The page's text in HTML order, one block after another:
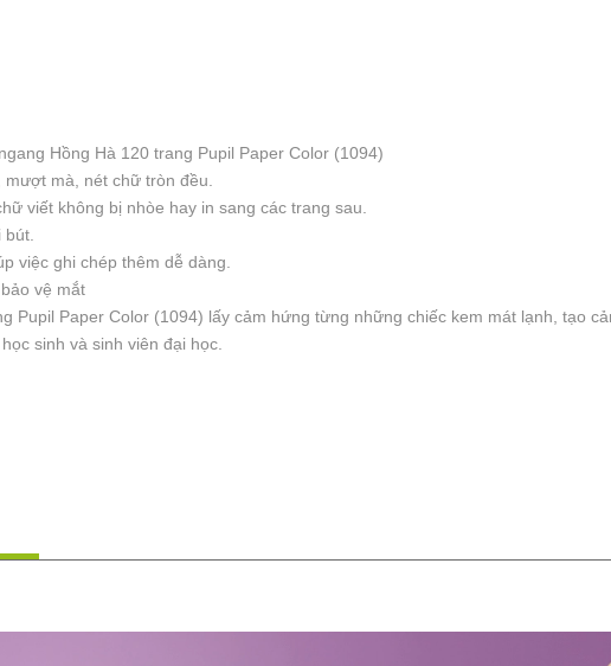
Hồng Hà 120 trang Pupil Paper Color (1094)
mà, nét chữ tròn đều.
viết không bị nhòe hay in sang các trang sau.
việc ghi chép thêm dễ dàng.
vệ mắt
Pupil Paper Color (1094) lấy cảm hứng từng những chiếc kem mát lạnh, tạo
sinh và sinh viên đại học.